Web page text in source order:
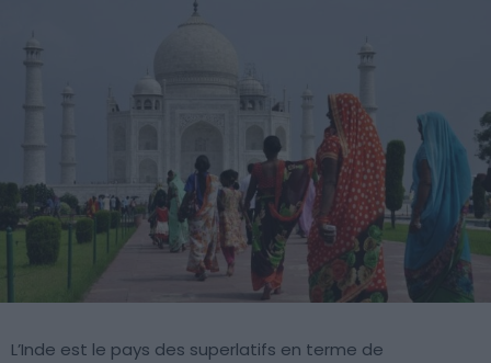
L’Inde est le pays des superlatifs en terme de